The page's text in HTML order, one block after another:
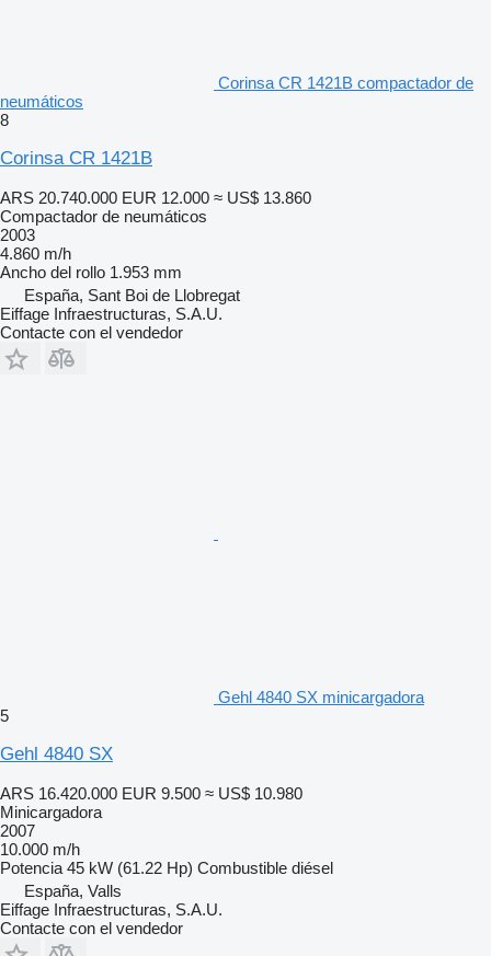
Corinsa CR 1421B compactador de
neumáticos
8
Corinsa CR 1421B
ARS 20.740.000 EUR 12.000 ≈ US$ 13.860
Compactador de neumáticos
2003
4.860 m/h
Ancho del rollo 1.953 mm
España, Sant Boi de Llobregat
Eiffage Infraestructuras, S.A.U.
Contacte con el vendedor
Gehl 4840 SX minicargadora
5
Gehl 4840 SX
ARS 16.420.000 EUR 9.500 ≈ US$ 10.980
Minicargadora
2007
10.000 m/h
Potencia 45 kW (61.22 Hp) Combustible diésel
España, Valls
Eiffage Infraestructuras, S.A.U.
Contacte con el vendedor